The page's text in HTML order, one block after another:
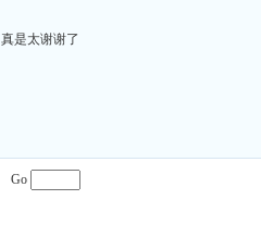
真是太谢谢了
Go